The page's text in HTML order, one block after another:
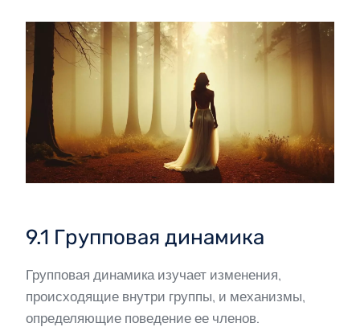
9.1 Групповая динамика
Групповая динамика изучает изменения,
происходящие внутри группы, и механизмы,
определяющие поведение ее членов.